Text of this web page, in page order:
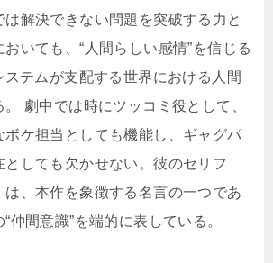
解決できない問題を突破する力と
いても、“人間らしい感情”を信じる
テムが支配する世界における人間
劇中では時にツッコミ役として、
ボケ担当としても機能し、ギャグパ
としても欠かせない。彼のセリフ
は、本作を象徴する名言の一つであ
仲間意識”を端的に表している。